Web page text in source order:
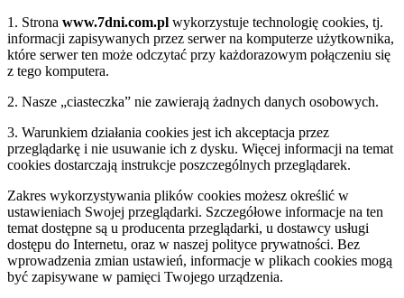
1. Strona www.7dni.com.pl wykorzystuje technologię cookies, tj.
informacji zapisywanych przez serwer na komputerze użytkownika,
które serwer ten może odczytać przy każdorazowym połączeniu się
z tego komputera.
2. Nasze „ciasteczka” nie zawierają żadnych danych osobowych.
3. Warunkiem działania cookies jest ich akceptacja przez
przeglądarkę i nie usuwanie ich z dysku. Więcej informacji na temat
cookies dostarczają instrukcje poszczególnych przeglądarek.
Zakres wykorzystywania plików cookies możesz określić w
ustawieniach Swojej przeglądarki. Szczegółowe informacje na ten
temat dostępne są u producenta przeglądarki, u dostawcy usługi
dostępu do Internetu, oraz w naszej polityce prywatności. Bez
wprowadzenia zmian ustawień, informacje w plikach cookies mogą
być zapisywane w pamięci Twojego urządzenia.